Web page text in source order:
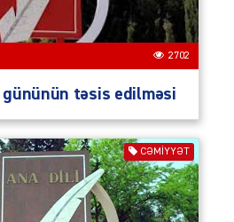
2702
təsis edilməsi
CƏMIYYƏT